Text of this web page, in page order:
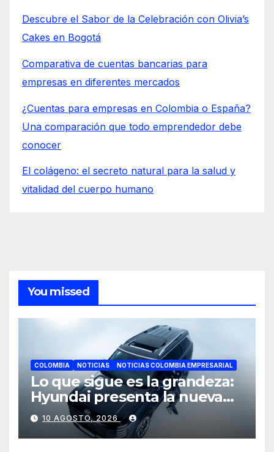
Descubre el Sabor de la Celebración con Olivia’s
Cakes en Bogotá
Comparativa de cuentas bancarias para
empresas en diferentes mercados
¿Cuentas para empresas en Colombia o España?
Una comparación que todo emprendedor debe
conocer
El colágeno: el secreto natural para la salud y
vitalidad del cuerpo humano
You missed
COLOMBIA NOTICIAS NOTICIAS COLOMBIA EMPRESARIAL
Lo que sigue es la grandeza:
Hyundai presenta la nueva
Palisade Híbrida junto al
álbum Big Band 2 de Andrés
Cepeda
10 AGOSTO, 2026